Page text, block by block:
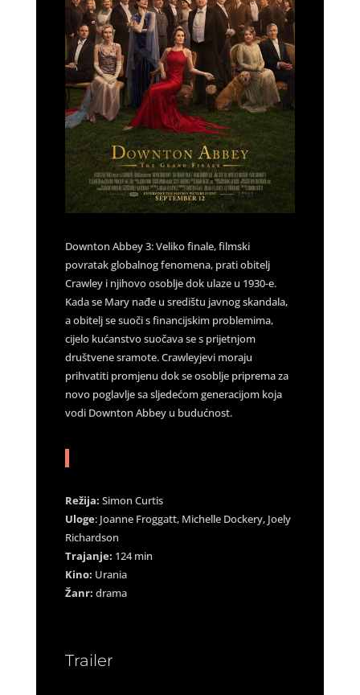
Downton Abbey 3: Veliko finale, filmski
povratak globalnog fenomena, prati obitelj
Crawley i njihovo osoblje dok ulaze u 1930-e.
Kada se Mary nađe u središtu javnog skandala,
a obitelj se suoči s financijskim problemima,
cijelo kućanstvo suočava se s prijetnjom
društvene sramote. Crawleyjevi moraju
prihvatiti promjenu dok se osoblje priprema za
novo poglavlje sa sljedećom generacijom koja
vodi Downton Abbey u budućnost.
Režija: Simon Curtis
Uloge: Joanne Froggatt, Michelle Dockery, Joely
Richardson
Trajanje: 124 min
Kino: Urania
Žanr: drama
Trailer